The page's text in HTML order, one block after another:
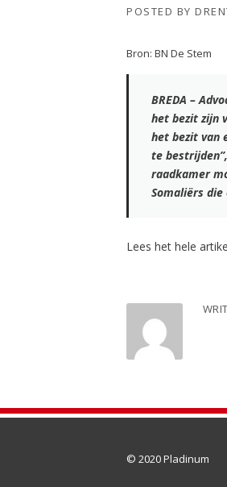
POSTED BY
Bron: BN De Stem
BREDA –
het bezit zijn
het bezit van
te
raadkamer
Somaliërs
Lees het hele
© 2020Pladinum